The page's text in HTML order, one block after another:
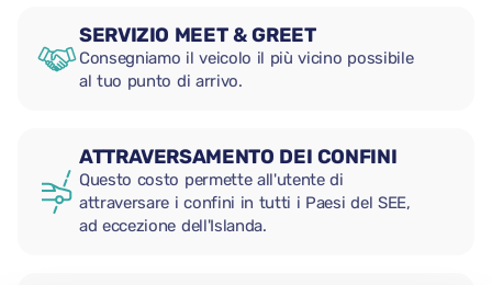
SERVIZIO MEET & GREET
Consegniamo il veicolo il più vicino possibile
al tuo punto di arrivo.
ATTRAVERSAMENTO DEI CONFINI
Questo costo permette all'utente di
attraversare i confini in tutti i Paesi del SEE,
ad eccezione dell'Islanda.